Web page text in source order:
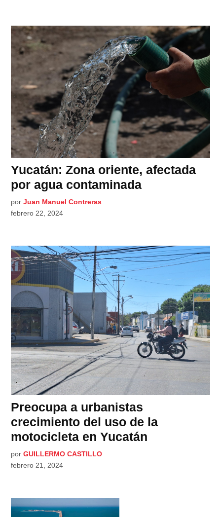
Yucatán: Zona oriente, afectada
por agua contaminada
por Juan Manuel Contreras
febrero 22, 2024
Preocupa a urbanistas
crecimiento del uso de la
motocicleta en Yucatán
por GUILLERMO CASTILLO
febrero 21, 2024